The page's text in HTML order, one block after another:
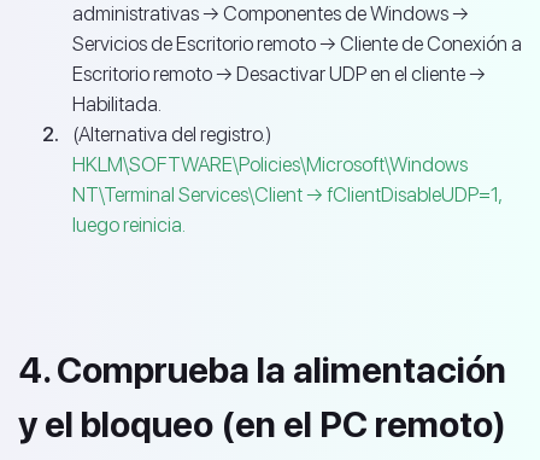
administrativas → Componentes de Windows →
Servicios de Escritorio remoto → Cliente de Conexión a
Escritorio remoto → Desactivar UDP en el cliente →
Habilitada.
(Alternativa del registro.)
HKLM\SOFTWARE\Policies\Microsoft\Windows
NT\Terminal Services\Client → fClientDisableUDP=1,
luego reinicia.
4. Comprueba la alimentación
y el bloqueo (en el PC remoto)